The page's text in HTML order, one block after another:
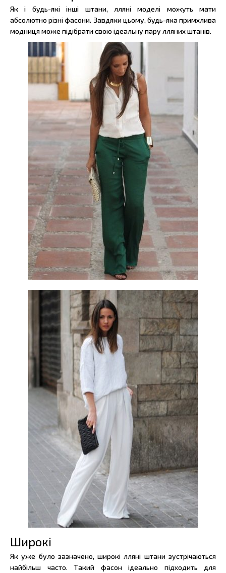
Як і будь-які інші штани, лляні моделі можуть мати
абсолютно різні фасони. Завдяки цьому, будь-яка примхлива
модниця може підібрати свою ідеальну пару лляних штанів.
Широкі
Як уже було зазначено, широкі лляні штани зустрічаються
найбільш часто. Такий фасон ідеально підходить для